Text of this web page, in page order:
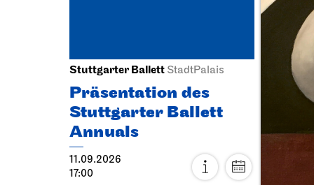
Stuttgarter Ballett StadtPalais
Präsentation des
Stuttgarter Ballett
Annuals
11.09.2026
17:00